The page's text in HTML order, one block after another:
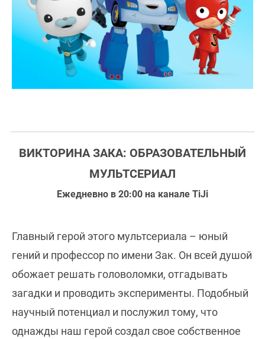
ВИКТОРИНА ЗАКА: ОБРАЗОВАТЕЛЬНЫЙ
МУЛЬТСЕРИАЛ
Ежедневно в 20:00 на канале TiJi
Главный герой этого мультсериала – юный
гений и профессор по имени Зак. Он всей душой
обожает решать головоломки, отгадывать
загадки и проводить эксперименты. Подобный
научный потенциал и послужил тому, что
однажды наш герой создал свое собственное